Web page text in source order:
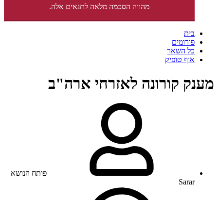
מהווה הסכמה מלאה לתנאים אלה.
בית
פורומים
כל השאר
אוף טופיק
מענק קורונה לאזרחי ארה"ב
פותח הנושא
Sarar